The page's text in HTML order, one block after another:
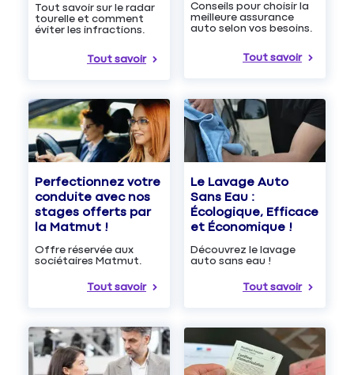
Tout savoir sur le radar
tourelle et comment
éviter les infractions.
Tout savoir
Conseils pour choisir la
meilleure assurance
auto selon vos besoins.
Tout savoir
Perfectionnez votre
conduite avec nos
stages offerts par
la Matmut !
Offre réservée aux
sociétaires Matmut.
Tout savoir
Le Lavage Auto
Sans Eau :
Écologique, Efficace
et Économique !
Découvrez le lavage
auto sans eau !
Tout savoir